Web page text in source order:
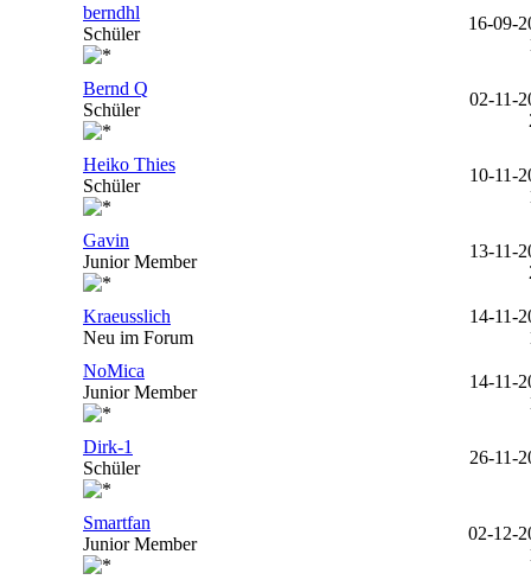
berndhl
Schüler
16-09-
Bernd Q
Schüler
02-11-
Heiko Thies
Schüler
10-11-
Gavin
Junior Member
13-11-
Kraeusslich
Neu im Forum
14-11-
NoMica
Junior Member
14-11-
Dirk-1
Schüler
26-11-
Smartfan
Junior Member
02-12-